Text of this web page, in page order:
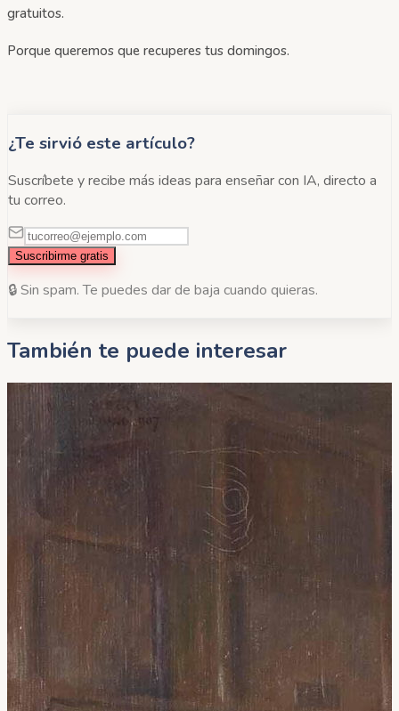
gratuitos.
Porque queremos que recuperes tus domingos.
¿Te sirvió este artículo?
Suscríbete y recibe más ideas para enseñar con IA, directo a
tu correo.
Suscribirme gratis
🔒 Sin spam. Te puedes dar de baja cuando quieras.
También te puede interesar